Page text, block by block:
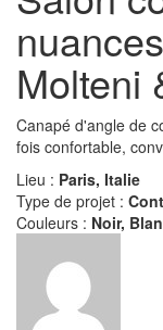
Molteni
Canapé d'angle de
fois confortable,
Lieu : Paris, Italie
Type de projet :
Couleurs : Noir,